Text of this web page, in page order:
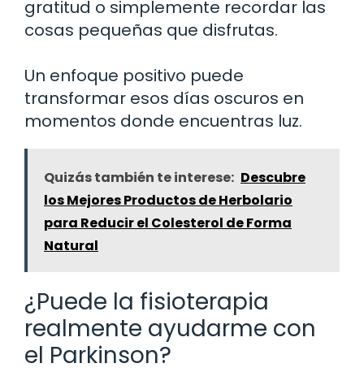
gratitud o simplemente recordar las
cosas pequeñas que disfrutas.
Un enfoque positivo puede
transformar esos días oscuros en
momentos donde encuentras luz.
Quizás también te interese: Descubre
los Mejores Productos de Herbolario
para Reducir el Colesterol de Forma
Natural
¿Puede la fisioterapia
realmente ayudarme con
el Parkinson?